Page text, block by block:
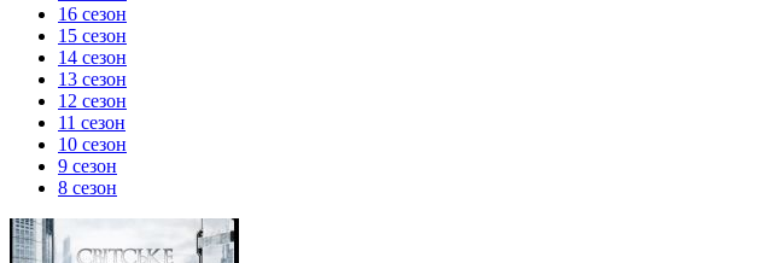
16 сезон
15 сезон
14 сезон
13 сезон
12 сезон
11 сезон
10 сезон
9 сезон
8 сезон